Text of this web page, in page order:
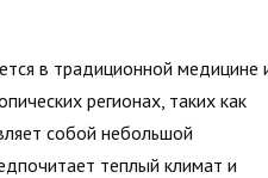
в традиционной медицине
регионах, таких как
собой небольшой
теплый климат и